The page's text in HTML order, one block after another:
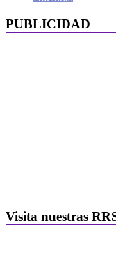
PUBLICIDAD
Visita nuestras